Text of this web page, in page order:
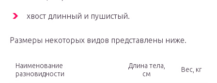
хвост длинный и пушистый.
Размеры некоторых видов представлены ниже.
Наименование
разновидности
Длина тела,
см
Вес, кг